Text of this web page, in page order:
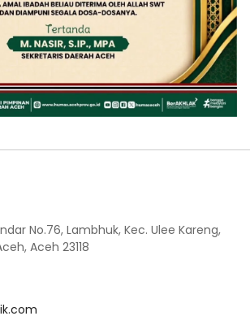
No.76, Lambhuk, Kec. Ulee Kareng,
Aceh 23118